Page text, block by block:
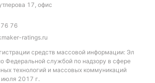
угловых, где Оклей Каннонc, скорее
5.5 угловых, а Сент-Олбанс
ниже 5.5. Также можно
на то, что команда Оклей
по угловым в обоих таймах,
доминирование в этом
встречах.
17, офис
76
ratings.ru
средств массовой информации: Эл
службой по надзору в сфере
технологий и массовых коммуникаций
июля 2017 г.